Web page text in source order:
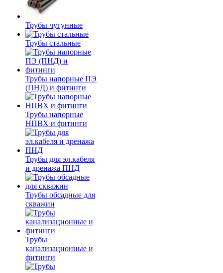
Трубы чугунные
Трубы стальные
Трубы напорные ПЭ
(ПНД) и фитинги
Трубы напорные
НПВХ и фитинги
Трубы для эл.кабеля
и дренажа ПНД
Трубы обсадные для
скважин
Трубы
канализационные и
фитинги